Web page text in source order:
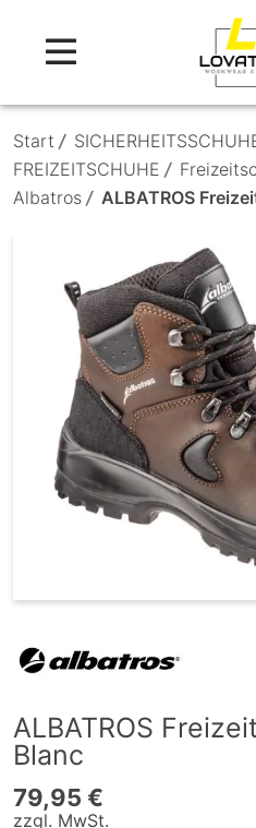
content
Start /
FREIZEITSCHUHE /
Albatros / ALBATROS
ALBATROS
Blanc
79,95 €
zzgl. MwSt.